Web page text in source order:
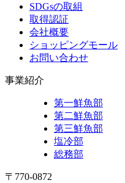
SDGsの取組
取得認証
会社概要
ショッピングモール
お問い合わせ
事業紹介
第一鮮魚部
第二鮮魚部
第三鮮魚部
塩冷部
総務部
〒770-0872